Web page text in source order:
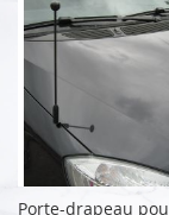
Porte-drapeau